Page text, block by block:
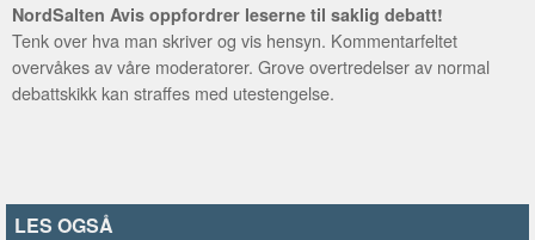
NordSalten Avis oppfordrer leserne til saklig debatt!
Tenk over hva man skriver og vis hensyn. Kommentarfeltet
overvåkes av våre moderatorer. Grove overtredelser av normal
debattskikk kan straffes med utestengelse.
LES OGSÅ